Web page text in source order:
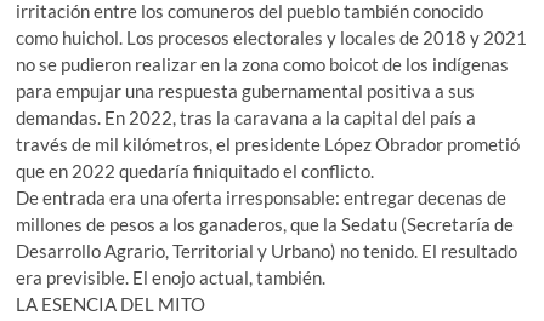
irritación entre los comuneros del pueblo también conocido
como huichol. Los procesos electorales y locales de 2018 y 2021
no se pudieron realizar en la zona como boicot de los indígenas
para empujar una respuesta gubernamental positiva a sus
demandas. En 2022, tras la caravana a la capital del país a
través de mil kilómetros, el presidente López Obrador prometió
que en 2022 quedaría finiquitado el conflicto.
De entrada era una oferta irresponsable: entregar decenas de
millones de pesos a los ganaderos, que la Sedatu (Secretaría de
Desarrollo Agrario, Territorial y Urbano) no tenido. El resultado
era previsible. El enojo actual, también.
LA ESENCIA DEL MITO